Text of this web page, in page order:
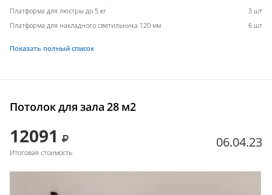
Платформа для люстры до 5 кг
3 шт
Платформа для накладного светильника 120 мм
6 шт
Показать полный список
Потолок для зала 28 м2
12091
Итоговая стоимость
06.04.23